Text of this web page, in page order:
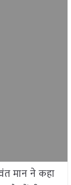
मान ने कहा